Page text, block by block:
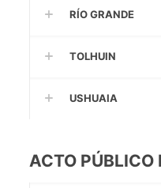
RÍO GRANDE
TOLHUIN
USHUAIA
ACTO PÚBLICO